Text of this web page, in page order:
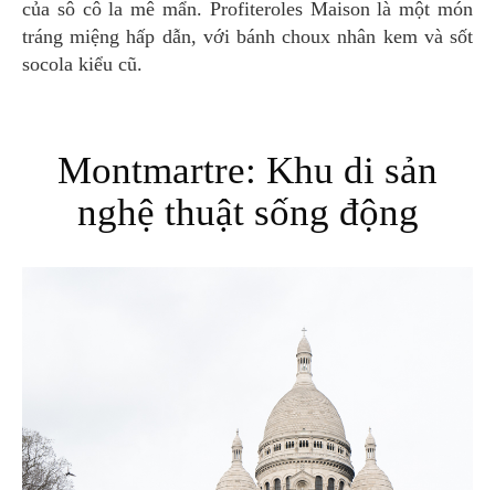
của sô cô la mê mẩn. Profiteroles Maison là một món
tráng miệng hấp dẫn, với bánh choux nhân kem và sốt
socola kiểu cũ.
Montmartre: Khu di sản
nghệ thuật sống động